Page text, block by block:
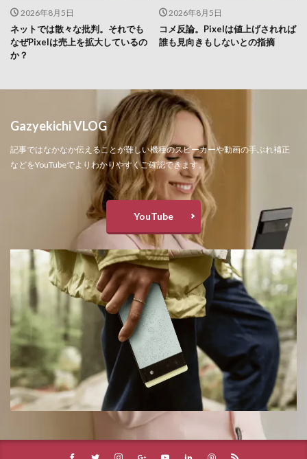
2026年8月5日
ネットでは散々な批判。それでも
なぜPixelは売上を拡大しているの
か？
2026年8月5日
コメ反論。Pixelは値上げされれば
誰も見向きもしないとの指摘
Gazyekichi VLOG
記事ではなかなか伝えることが難しい機種のスピーカーや動画の手ぶれ補正
などをYouTubeでよりわかりやすくご確認できます。
YouTube